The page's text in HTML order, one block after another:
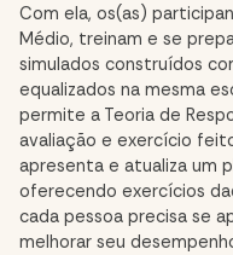
Com ela, os(as)
Médio, treinam e se
simulados construídos
equalizados na mesma
permite a Teoria de
avaliação e exercício
apresenta e atualiza um
oferecendo exercícios
cada pessoa precisa se
melhorar seu